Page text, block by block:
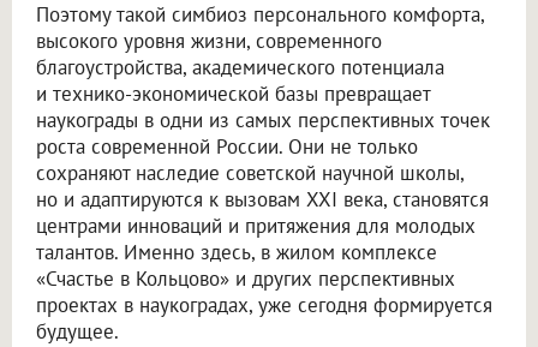
Поэтому такой симбиоз персонального комфорта,
высокого уровня жизни, современного
благоустройства, академического потенциала
и технико-экономической базы превращает
наукограды в одни из самых перспективных точек
роста современной России. Они не только
сохраняют наследие советской научной школы,
но и адаптируются к вызовам XXI века, становятся
центрами инноваций и притяжения для молодых
талантов. Именно здесь, в жилом комплексе
«Счастье в Кольцово» и других перспективных
проектах в наукоградах, уже сегодня формируется
будущее.